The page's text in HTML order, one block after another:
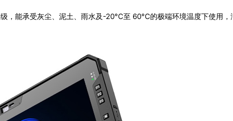
，能承受灰尘、泥土、雨水及-20°C至 60°C的极端环境温度下使用，